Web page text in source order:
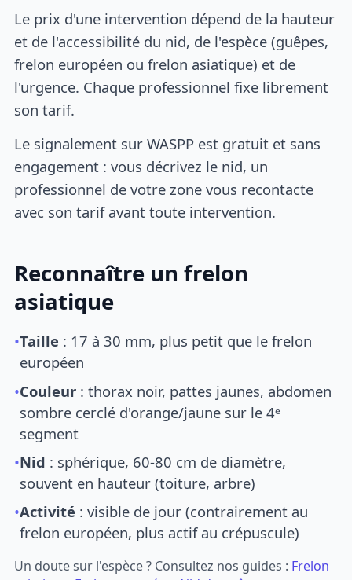
Le prix d'une intervention dépend de la hauteur
et de l'accessibilité du nid, de l'espèce (guêpes,
frelon européen ou frelon asiatique) et de
l'urgence. Chaque professionnel fixe librement
son tarif.
Le signalement sur WASPP est gratuit et sans
engagement : vous décrivez le nid, un
professionnel de votre zone vous recontacte
avec son tarif avant toute intervention.
Reconnaître un frelon
asiatique
•Taille : 17 à 30 mm, plus petit que le frelon
européen
•Couleur : thorax noir, pattes jaunes, abdomen
sombre cerclé d'orange/jaune sur le 4ᵉ
segment
•Nid : sphérique, 60-80 cm de diamètre,
souvent en hauteur (toiture, arbre)
•Activité : visible de jour (contrairement au
frelon européen, plus actif au crépuscule)
Un doute sur l'espèce ? Consultez nos guides : Frelon